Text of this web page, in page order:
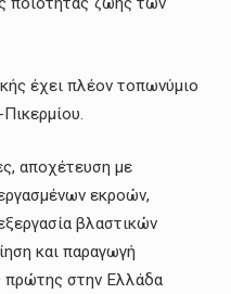
έχει πλέον τοπωνύμιο
αποχέτευση με
εκροών,
βλαστικών
και παραγωγή
πρώτης στην Ελλάδα